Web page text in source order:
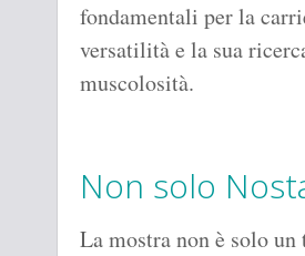
fondamentali per la
versatilità e la sua
muscolosità.
Non solo
La mostra non è solo